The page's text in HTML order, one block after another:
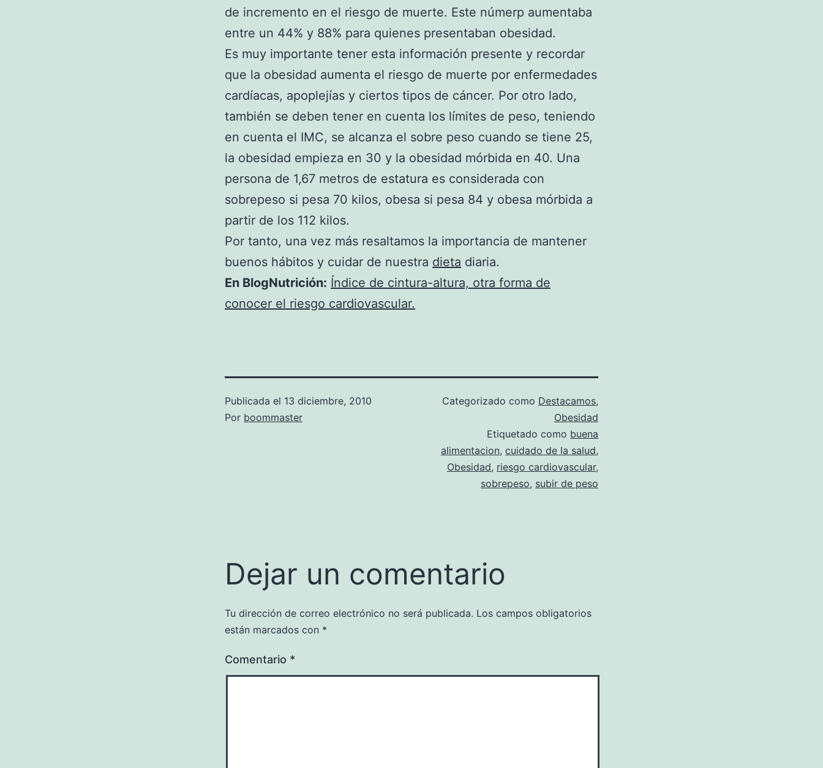
de incremento en el riesgo de muerte. Este númerp aumentaba
entre un 44% y 88% para quienes presentaban obesidad.
Es muy importante tener esta información presente y recordar
que la obesidad aumenta el riesgo de muerte por enfermedades
cardíacas, apoplejías y ciertos tipos de cáncer. Por otro lado,
también se deben tener en cuenta los límites de peso, teniendo
en cuenta el IMC, se alcanza el sobre peso cuando se tiene 25,
la obesidad empieza en 30 y la obesidad mórbida en 40. Una
persona de 1,67 metros de estatura es considerada con
sobrepeso si pesa 70 kilos, obesa si pesa 84 y obesa mórbida a
partir de los 112 kilos.
Por tanto, una vez más resaltamos la importancia de mantener
buenos hábitos y cuidar de nuestra dieta diaria.
En BlogNutrición: Índice de cintura-altura, otra forma de
conocer el riesgo cardiovascular.
Publicada el 13 diciembre, 2010
Por boommaster
Categorizado como Destacamos,
Obesidad
Etiquetado como buena
alimentacion, cuidado de la salud,
Obesidad, riesgo cardiovascular,
sobrepeso, subir de peso
Dejar un comentario
Tu dirección de correo electrónico no será publicada. Los campos obligatorios
están marcados con *
Comentario *